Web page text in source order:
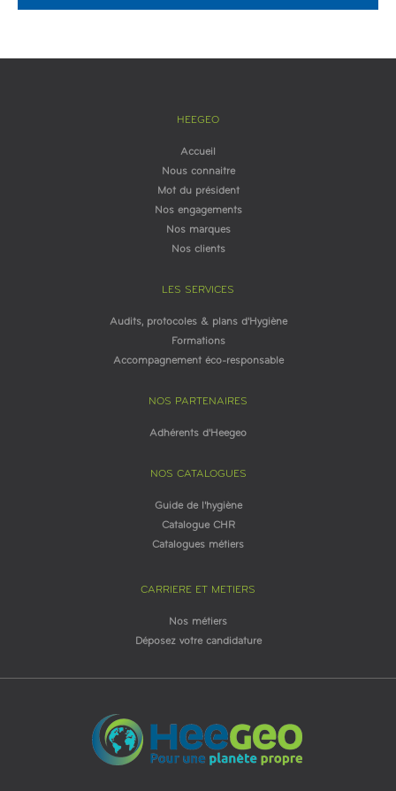
HEEGEO
Accueil
Nous connaitre
Mot du président
Nos engagements
Nos marques
Nos clients
LES SERVICES
Audits, protocoles & plans d'Hygiène
Formations
Accompagnement éco-responsable
NOS PARTENAIRES
Adhérents d'Heegeo
NOS CATALOGUES
Guide de l'hygiène
Catalogue CHR
Catalogues métiers
CARRIERE ET METIERS
Nos métiers
Déposez votre candidature